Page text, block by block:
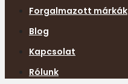
Forgalmazott márkák
Blog
Kapcsolat
Rólunk